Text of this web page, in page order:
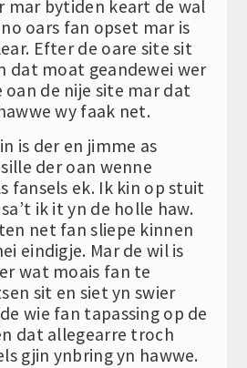
mar bytiden keart de wal
oars fan opset mar is
Efter de oare site sit
dat moat geandewei wer
oan de nije site mar dat
wy faak net.
is der en jimme as
der oan wenne
fansels ek. Ik kin op stuit
ik it yn de holle haw.
net fan sliepe kinnen
eindigje. Mar de wil is
wat moais fan te
sit en siet yn swier
wie fan tapassing op de
dat allegearre troch
gjin ynbring yn hawwe.